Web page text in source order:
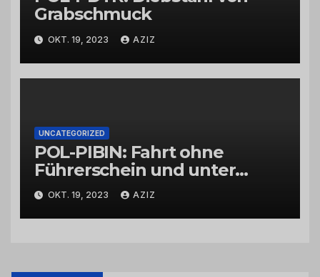
Grabschmuck
OKT. 19, 2023 AZIZ
UNCATEGORIZED
POL-PIBIN: Fahrt ohne
Führerschein und unter
Einfluss von Drogen
OKT. 19, 2023 AZIZ